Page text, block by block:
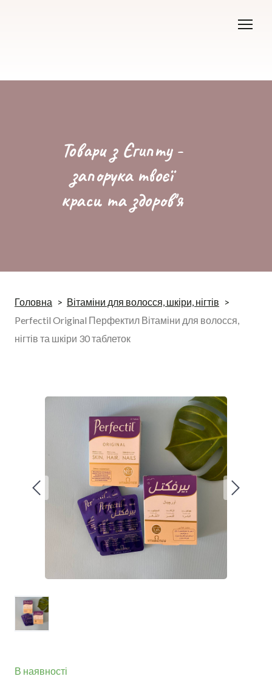
Товари з Єгипту -
запорука твоєї
краси та здоров'я
Головна
Вітаміни для волосся, шкіри, нігтів
Perfectil Original Перфектил Вітаміни для волосся,
нігтів та шкіри 30 таблеток
В наявності